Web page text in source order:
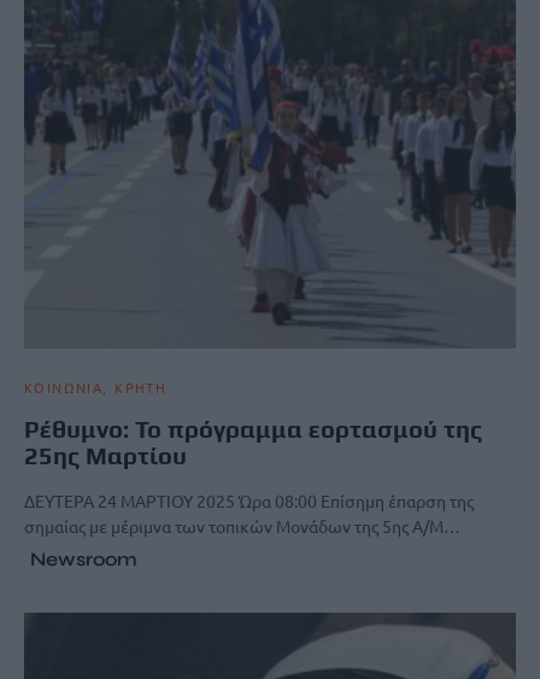
ΚΟΙΝΩΝΙΑ ΚΡΗΤΗ
Ρέθυμνο: Το πρόγραμμα εορτασμού της
25ης Μαρτίου
ΔΕΥΤΕΡΑ 24 ΜΑΡΤΙΟΥ 2025 Ώρα 08:00 Επίσημη έπαρση της
σημαίας με μέριμνα των τοπικών Μονάδων της 5ης Α/Μ…
Newsroom